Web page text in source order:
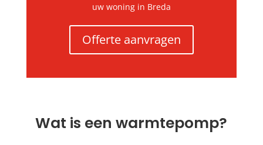
uw woning in Breda
Offerte aanvragen
Wat is een warmtepomp?